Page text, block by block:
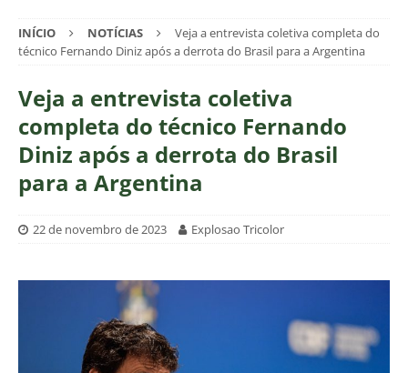
INÍCIO NOTÍCIAS
Veja a entrevista coletiva completa do
técnico Fernando Diniz após a derrota do Brasil para a Argentina
Veja a entrevista coletiva
completa do técnico Fernando
Diniz após a derrota do Brasil
para a Argentina
22 de novembro de 2023 Explosao Tricolor